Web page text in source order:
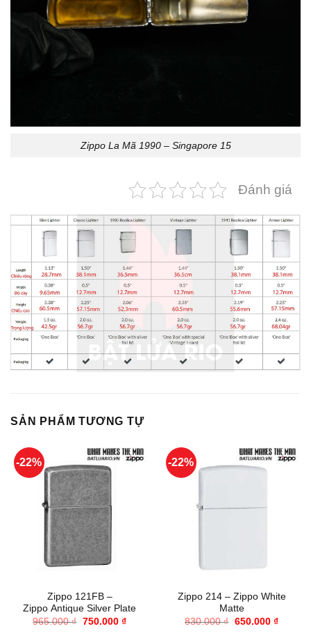
Zippo La Mã 1990 – Singapore 15
Đánh giá
SẢN PHẨM TƯƠNG TỰ
-22%
Zippo 121FB –
Zippo Antique Silver Plate
965.000₫ Giá
750.000 ₫Giá
-22%
Zippo 214 – Zippo White
Matte
830.000₫ Giá
650.000 ₫Giá